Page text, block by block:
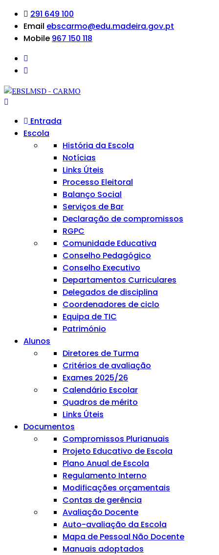
291 649 100
Email ebscarmo@edu.madeira.gov.pt
Mobile 967 150 118
Entrada
Escola
História da Escola
Notícias
Links Úteis
Processo Eleitoral
Balanço Social
Serviços de Bar
Declaração de compromissos
RGPC
Comunidade Educativa
Conselho Pedagógico
Conselho Executivo
Departamentos Curriculares
Delegados de disciplina
Coordenadores de ciclo
Equipa de TIC
Património
Alunos
Diretores de Turma
Critérios de avaliação
Exames 2025/26
Calendário Escolar
Quadros de mérito
Links Úteis
Documentos
Compromissos Plurianuais
Projeto Educativo de Escola
Plano Anual de Escola
Regulamento Interno
Modificações orçamentais
Contas de gerência
Avaliação Docente
Auto-avaliação da Escola
Mapa de Pessoal Não Docente
Manuais adoptados